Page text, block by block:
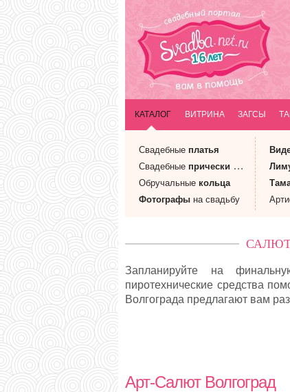
КАТАЛОГ ВИТРИНА ЗАГСЫ
Свадебные платья
Свадебные прически
Обручальные кольца
Фотографы на свадьбу
Запланируйте на
пиротехнические средства
Волгограда предлагают вам
Арт-Салют Волгоград